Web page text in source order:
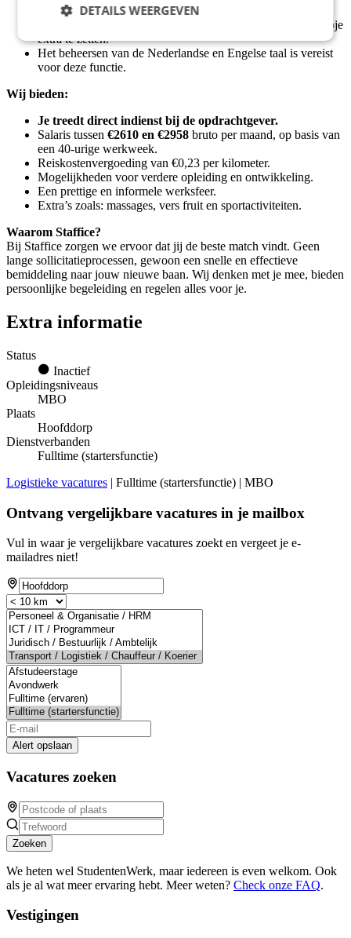
In het bezit van een geldig heftruck/reachtruck – certificaat.
Teamspirit en bereidheid om samen met je collega’s een stapje
extra te zetten.
Het beheersen van de Nederlandse en Engelse taal is vereist
voor deze functie.
Wij bieden:
Je treedt direct indienst bij de opdrachtgever.
Salaris tussen €2610 en €2958 bruto per maand, op basis van
een 40-urige werkweek.
Reiskostenvergoeding van €0,23 per kilometer.
Mogelijkheden voor verdere opleiding en ontwikkeling.
Een prettige en informele werksfeer.
Extra’s zoals: massages, vers fruit en sportactiviteiten.
Waarom Staffice?
Bij Staffice zorgen we ervoor dat jij de beste match vindt. Geen
lange sollicitatieprocessen, gewoon een snelle en effectieve
bemiddeling naar jouw nieuwe baan. Wij denken met je mee, bieden
persoonlijke begeleiding en regelen alles voor je.
Extra informatie
Status
Inactief
Opleidingsniveaus
MBO
Plaats
Hoofddorp
Dienstverbanden
Fulltime (startersfunctie)
Logistieke vacatures | Fulltime (startersfunctie) | MBO
Ontvang vergelijkbare vacatures in je mailbox
Vul in waar je vergelijkbare vacatures zoekt en vergeet je e-
mailadres niet!
Alert opslaan
Vacatures zoeken
Zoeken
We heten wel StudentenWerk, maar iedereen is even welkom. Ook
als je al wat meer ervaring hebt. Meer weten? Check onze FAQ.
Vestigingen
DETAILS WEERGEVEN